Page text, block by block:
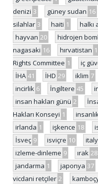
denizi 3 güney sudan 16
silahlar 3 haiti 1 halkı
hayvan 20 hidrojen
nagasaki 16 hırvatistan 1
Rights Committee 1 iç
İHA 41 İHD 29 iklim 7
incirlik 6 İngiltere 45
insan hakları günü 2
Hakları Konseyi 1
irlanda 1 işkence 18
İsveç 9 isviçre 10
izleme-dinleme 9 ırak 28
jandarma 1 japonya 37
vicdani retçiler 2